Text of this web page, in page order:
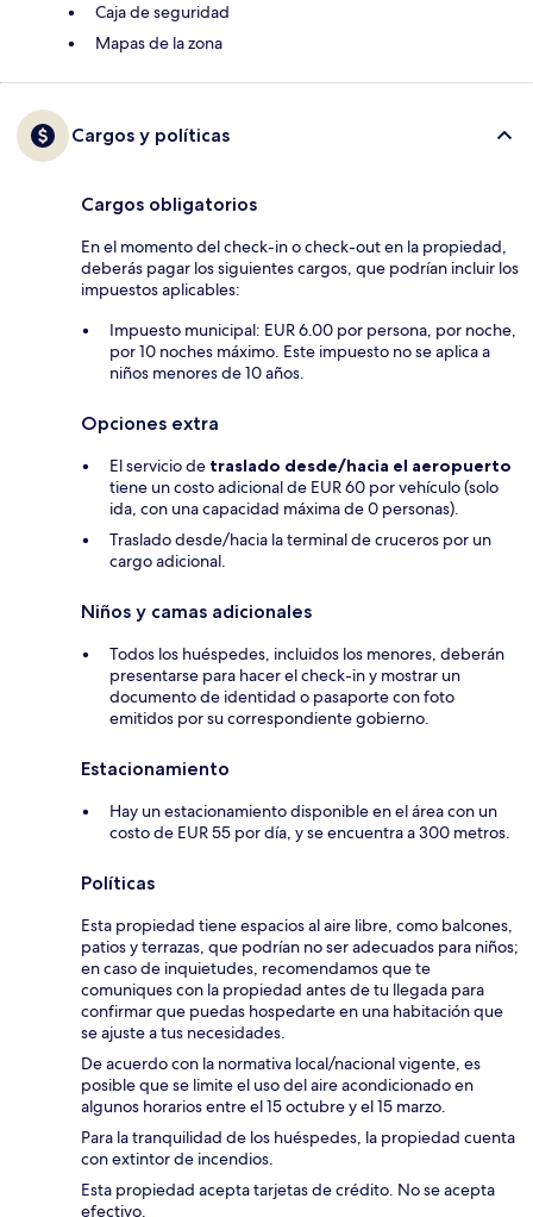
Caja de seguridad
Mapas de la zona
Cargos y políticas
Cargos obligatorios
En el momento del check-in o check-out en la propiedad,
deberás pagar los siguientes cargos, que podrían incluir los
impuestos aplicables:
Impuesto municipal: EUR 6.00 por persona, por noche,
por 10 noches máximo. Este impuesto no se aplica a
niños menores de 10 años.
Opciones extra
El servicio de traslado desde/hacia el aeropuerto
tiene un costo adicional de EUR 60 por vehículo (solo
ida, con una capacidad máxima de 0 personas).
Traslado desde/hacia la terminal de cruceros por un
cargo adicional.
Niños y camas adicionales
Todos los huéspedes, incluidos los menores, deberán
presentarse para hacer el check-in y mostrar un
documento de identidad o pasaporte con foto
emitidos por su correspondiente gobierno.
Estacionamiento
Hay un estacionamiento disponible en el área con un
costo de EUR 55 por día, y se encuentra a 300 metros.
Políticas
Esta propiedad tiene espacios al aire libre, como balcones,
patios y terrazas, que podrían no ser adecuados para niños;
en caso de inquietudes, recomendamos que te
comuniques con la propiedad antes de tu llegada para
confirmar que puedas hospedarte en una habitación que
se ajuste a tus necesidades.
De acuerdo con la normativa local/nacional vigente, es
posible que se limite el uso del aire acondicionado en
algunos horarios entre el 15 octubre y el 15 marzo.
Para la tranquilidad de los huéspedes, la propiedad cuenta
con extintor de incendios.
Esta propiedad acepta tarjetas de crédito. No se acepta
efectivo.